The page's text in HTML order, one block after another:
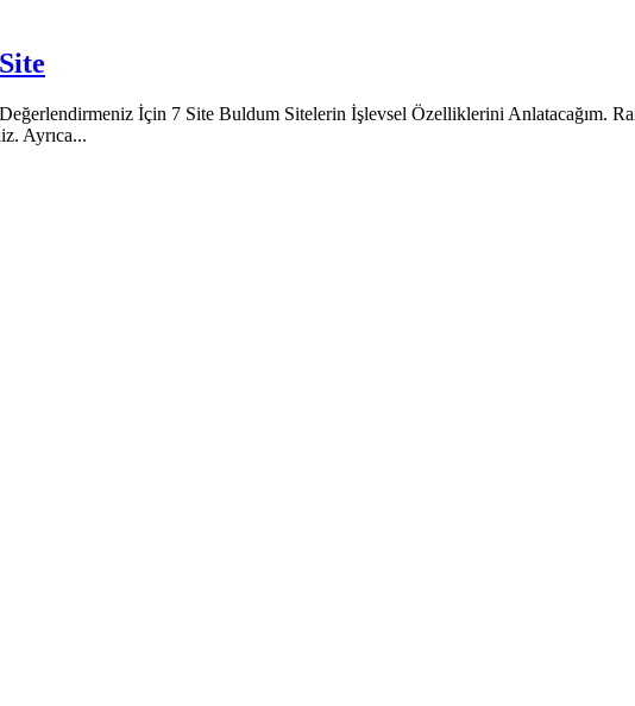
İçin 7 Site Buldum Sitelerin İşlevsel Özelliklerini Anlatacağım.
Ayrıca...